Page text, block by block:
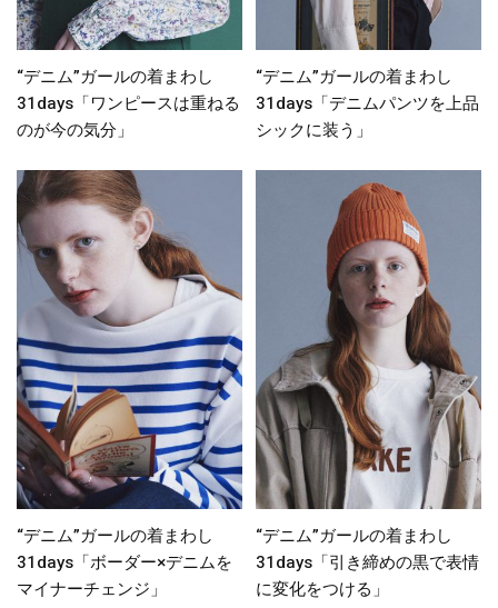
“デニム”ガールの着まわし
31days「ワンピースは重ねる
のが今の気分」
“デニム”ガールの着まわし
31days「デニムパンツを上品
シックに装う」
“デニム”ガールの着まわし
31days「ボーダー×デニムを
マイナーチェンジ」
“デニム”ガールの着まわし
31days「引き締めの黒で表情
に変化をつける」